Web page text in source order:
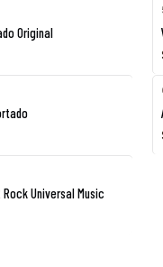
Original
Universal Music